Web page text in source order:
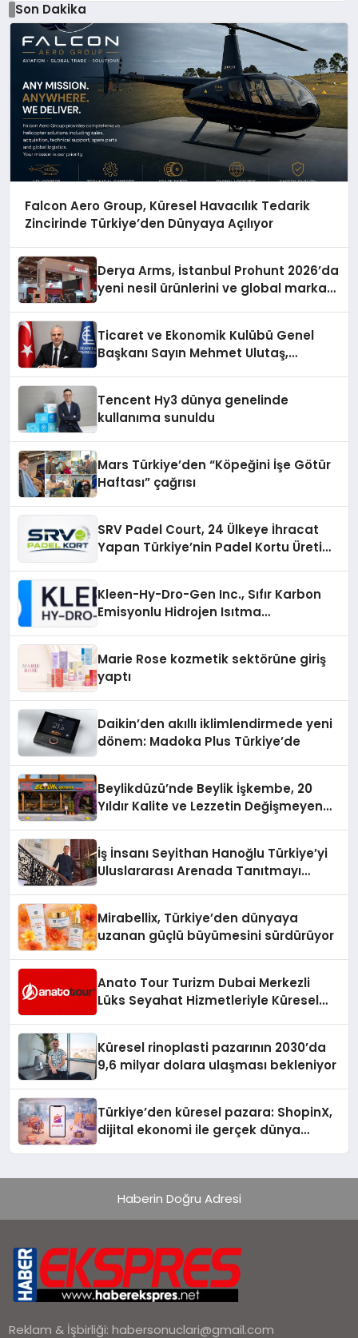
Son Dakika
Falcon Aero Group, Küresel Havacılık Tedarik
Zincirinde Türkiye’den Dünyaya Açılıyor
Derya Arms, İstanbul Prohunt 2026’da
yeni nesil ürünlerini ve global marka
Ticaret ve Ekonomik Kulübü Genel
Başkanı Sayın Mehmet Ulutaş,
Tencent Hy3 dünya genelinde
kullanıma sunuldu
Mars Türkiye’den “Köpeğini İşe Götür
Haftası” çağrısı
SRV Padel Court, 24 Ülkeye İhracat
Yapan Türkiye’nin Padel Kortu Üretim
Kleen-Hy-Dro-Gen Inc., Sıfır Karbon
Emisyonlu Hidrojen Isıtma
Marie Rose kozmetik sektörüne giriş
yaptı
Daikin’den akıllı iklimlendirmede yeni
dönem: Madoka Plus Türkiye’de
Beylikdüzü’nde Beylik İşkembe, 20
Yıldır Kalite ve Lezzetin Değişmeyen
İş İnsanı Seyithan Hanoğlu Türkiye’yi
Uluslararası Arenada Tanıtmayı
Mirabellix, Türkiye’den dünyaya
uzanan güçlü büyümesini sürdürüyor
Anato Tour Turizm Dubai Merkezli
Lüks Seyahat Hizmetleriyle Küresel
Küresel rinoplasti pazarının 2030’da
9,6 milyar dolara ulaşması bekleniyor
Türkiye’den küresel pazara: ShopinX,
dijital ekonomi ile gerçek dünya
Haberin Doğru Adresi
Reklam & İşbirliği:habersonuclari@gmail.com